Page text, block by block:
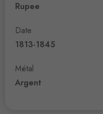
Rupee
Date
1813-1845
Métal
Argent